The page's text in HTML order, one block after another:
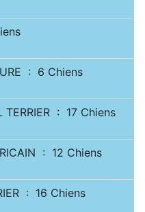
: 6 Chiens
TERRIER : 17 Chiens
: 12 Chiens
: 16 Chiens